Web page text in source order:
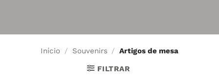
Início / Souvenirs / Artigos de mesa
FILTRAR